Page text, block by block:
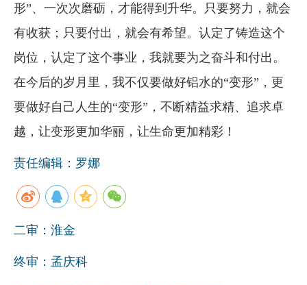
形”、一次次磨砺，才能得到升华。只要努力，就会
有收获；只要付出，就会有希望。认定了铸造这个
岗位，认定了这个事业，我就要为之奋斗和付出。
在今后的岁月里，我不仅要做好铝水的“变形”，更
要做好自己人生的“变形”，不断精益求精、追求卓
越，让变形更加华丽，让生命更加精彩！
责任编辑：罗娜
二审：淮金
终审：孟庆科